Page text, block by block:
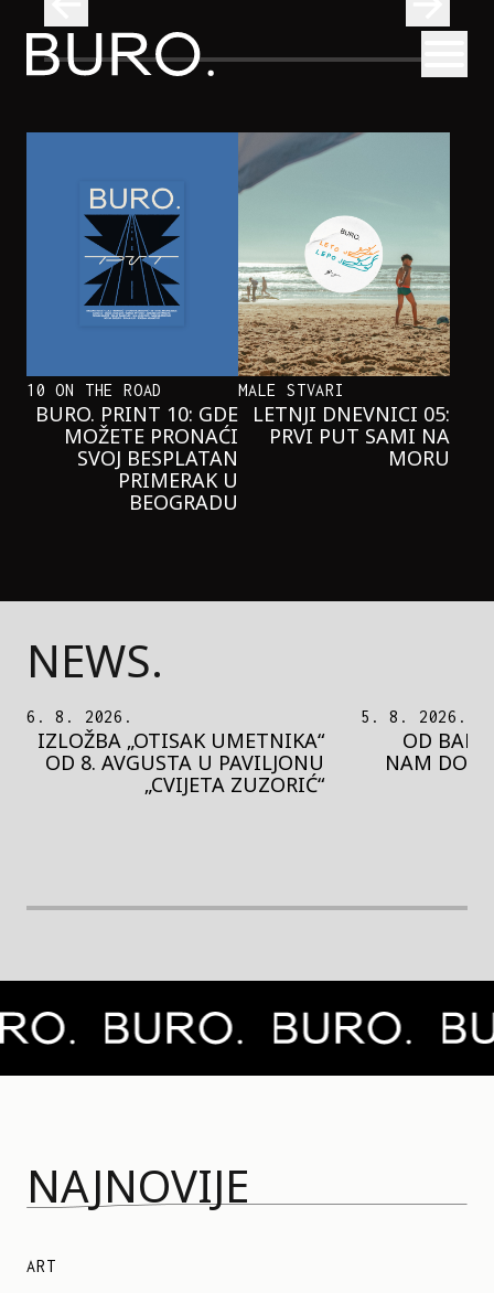
BURO.
KAD SE ISPOD TRGA REPUBLIKE
ZAČUJE OKEAN: SVE O IZLOŽBI
„ATLANTIS”
10 ON THE ROAD
BURO. PRINT 10: GDE
MOŽETE PRONAĆI
SVOJ BESPLATAN
PRIMERAK U
BEOGRADU
MALE STVARI
LETNJI DNEVNICI 05:
PRVI PUT SAMI NA
MORU
NEWS.
5. 8. 2026.
OD BAROKA DO REJVA: ŠTA
NAM DONOSI NOVI BUPBAP
FESTIVAL?
5. 8. 2026.
PEDJA
MOTIVE
NAJNOVIJE
ART